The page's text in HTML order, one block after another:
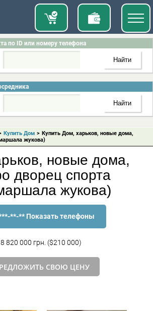
по ID или номеру телефона
Купить Дом > Купить Дом, харьков, новые дома,
жукова)
новые дома,
дворец спорта
жукова)
**-** Показать телефоны
8 820 000 грн. ($210 000)
СВОЮ ЦЕНУ